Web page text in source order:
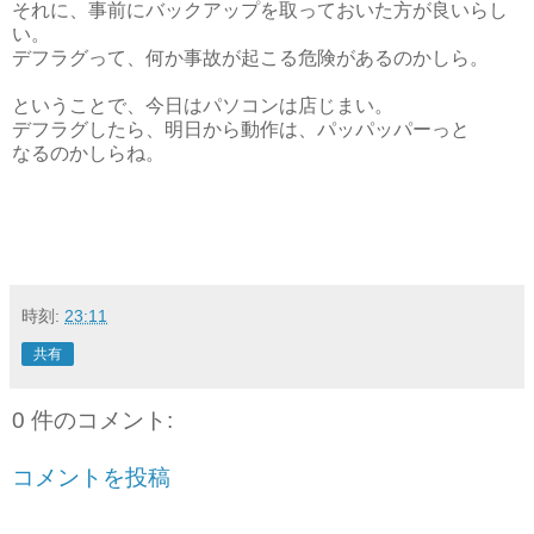
それに、事前にバックアップを取っておいた方が良いらし
い。
デフラグって、何か事故が起こる危険があるのかしら。
ということで、今日はパソコンは店じまい。
デフラグしたら、明日から動作は、パッパッパーっと
なるのかしらね。
時刻: 23:11
共有
0 件のコメント:
コメントを投稿